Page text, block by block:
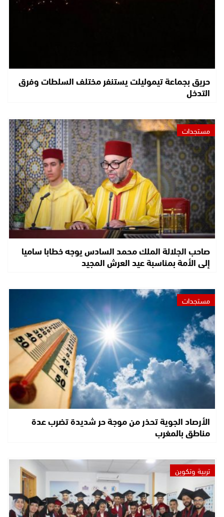
حريق بجماعة تيموليلت يستنفر مختلف السلطات وفرق
التدخل
مستجدات
صاحب الجلالة الملك محمد السادس يوجه خطابا ساميا
إلى الأمة بمناسبة عيد العرش المجيد
مستجدات
الأرصاد الجوية تحذر من موجة حر شديدة تضرب عدة
مناطق بالمغرب
تربية وتكوين